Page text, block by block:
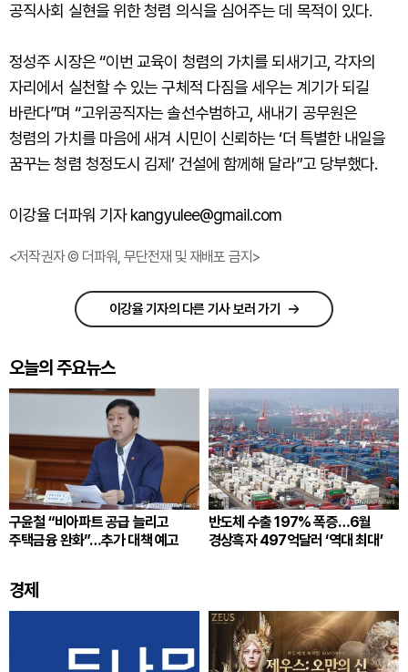
공직사회 실현을 위한 청렴 의식을 심어주는 데 목적이 있다.
정성주 시장은 “이번 교육이 청렴의 가치를 되새기고, 각자의
자리에서 실천할 수 있는 구체적 다짐을 세우는 계기가 되길
바란다”며 “고위공직자는 솔선수범하고, 새내기 공무원은
청렴의 가치를 마음에 새겨 시민이 신뢰하는 ‘더 특별한 내일을
꿈꾸는 청렴 청정도시 김제’ 건설에 함께해 달라”고 당부했다.
이강율 더파워 기자 kangyulee@gmail.com
<저작권자 © 더파워, 무단전재 및 재배포 금지>
이강율 기자의 다른 기사 보러 가기
오늘의 주요뉴스
구윤철 “비아파트 공급 늘리고
주택금융 완화”…추가 대책 예고
반도체 수출 197% 폭증…6월
경상흑자 497억달러 ‘역대 최대’
경제